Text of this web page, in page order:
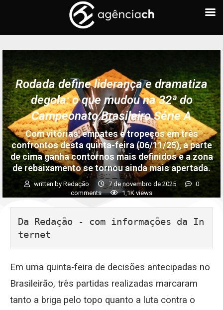
Rodada define liderança e dramatiza
degola: o que mudou na 32ª do
Campeonato Brasileiro Série A
Com vitórias, empates e tropeços em três
confrontos desta quinta-feira (06/11/25), a parte
de cima ganha contornos mais definidos e a zona
de rebaixamento se tornou ainda mais apertada.
written by Redação 7 de novembro de 2025
0
comments
1,1K views
Da Redação - com informações da In
ternet
Em uma quinta-feira de decisões antecipadas no
Brasileirão, três partidas realizadas marcaram
tanto a briga pelo topo quanto a luta contra o